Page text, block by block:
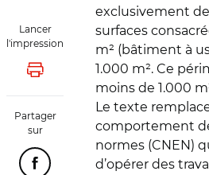
Lancer
l'impression
Lancer l'impression
Partager
sur
Partager cette page sur
exclusivement
surfaces
m² (bâtiment à
1.000 m². Ce
moins de 1.000
Le texte
comportement
normes (CNEN)
d’opérer des